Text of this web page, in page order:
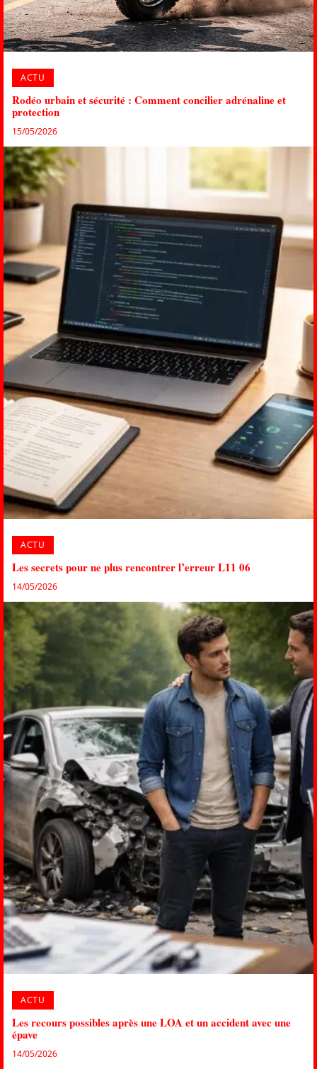
ACTU
Rodéo urbain et sécurité : Comment concilier adrénaline et
protection
15/05/2026
ACTU
Les secrets pour ne plus rencontrer l’erreur L11 06
14/05/2026
ACTU
Les recours possibles après une LOA et un accident avec une
épave
14/05/2026